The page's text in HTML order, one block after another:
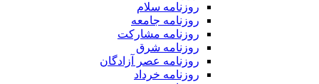
روزنامه سلام
روزنامه جامعه
روزنامه مشارکت
روزنامه شرق
روزنامه عصر آزادگان
روزنامه خرداد